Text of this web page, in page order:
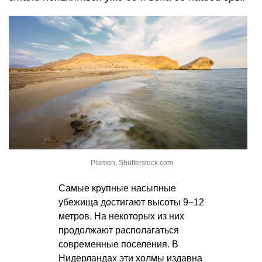
Plamen, Shutterstock.com
Самые крупные насыпные
убежища достигают высоты 9−12
метров. На некоторых из них
продолжают располагаться
современные поселения. В
Нидерландах эти холмы издавна